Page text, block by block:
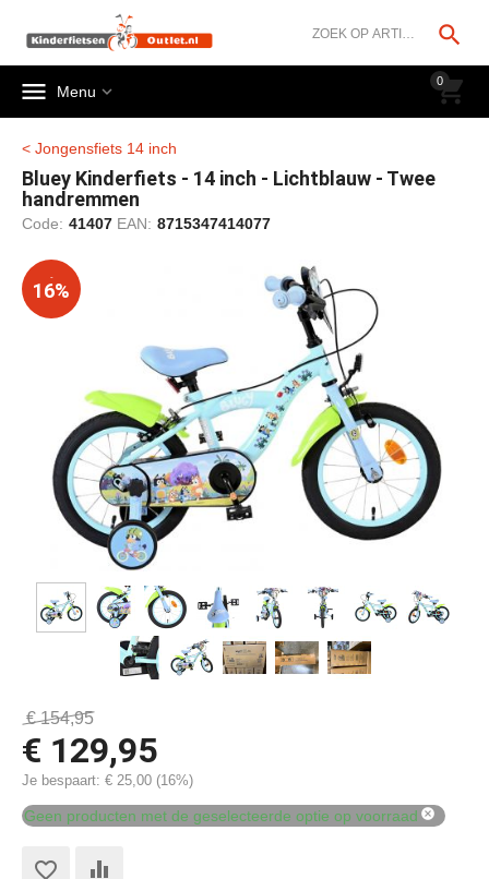

0

 Menu 
< Jongensfiets 14 inch
Bluey Kinderfiets - 14 inch - Lichtblauw - Twee
handremmen
Code: 41407 EAN: 8715347414077
-
16%
€154,95
€ 129,95
Je bespaart: € 25,00 (16%)
Geen producten met de geselecteerde optie op voorraad 